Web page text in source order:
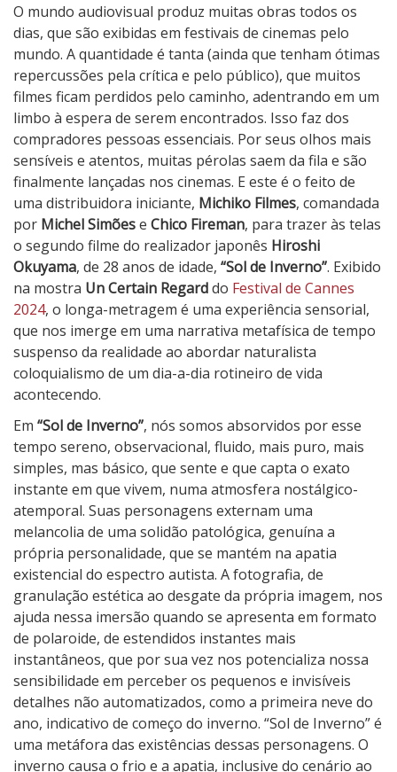
S
o
l
d
e
I
n
v
e
r
n
o
O mundo audiovisual produz muitas obras todos os
dias, que são exibidas em festivais de cinemas pelo
mundo. A quantidade é tanta (ainda que tenham ótimas
repercussões pela crítica e pelo público), que muitos
filmes ficam perdidos pelo caminho, adentrando em um
limbo à espera de serem encontrados. Isso faz dos
compradores pessoas essenciais. Por seus olhos mais
sensíveis e atentos, muitas pérolas saem da fila e são
finalmente lançadas nos cinemas. E este é o feito de
uma distribuidora iniciante, Michiko Filmes, comandada
por Michel Simõese Chico Fireman, para trazer às telas
o segundo filme do realizador japonês Hiroshi
Okuyama, de 28 anos de idade, “Sol de Inverno”. Exibido
na mostra Un Certain Regarddo Festival de Cannes
2024, o longa-metragem é uma experiência sensorial,
que nos imerge em uma narrativa metafísica de tempo
suspenso da realidade ao abordar naturalista
coloquialismo de um dia-a-dia rotineiro de vida
acontecendo.
Em “Sol de Inverno”, nós somos absorvidos por esse
tempo sereno, observacional, fluido, mais puro, mais
simples, mas básico, que sente e que capta o exato
instante em que vivem, numa atmosfera nostálgico-
atemporal. Suas personagens externam uma
melancolia de uma solidão patológica, genuína a
própria personalidade, que se mantém na apatia
existencial do espectro autista. A fotografia, de
granulação estética ao desgate da própria imagem, nos
ajuda nessa imersão quando se apresenta em formato
de polaroide, de estendidos instantes mais
instantâneos, que por sua vez nos potencializa nossa
sensibilidade em perceber os pequenos e invisíveis
detalhes não automatizados, como a primeira neve do
ano, indicativo de começo do inverno. “Sol de Inverno” é
uma metáfora das existências dessas personagens. O
inverno causa o frio e a apatia, inclusive do cenário ao